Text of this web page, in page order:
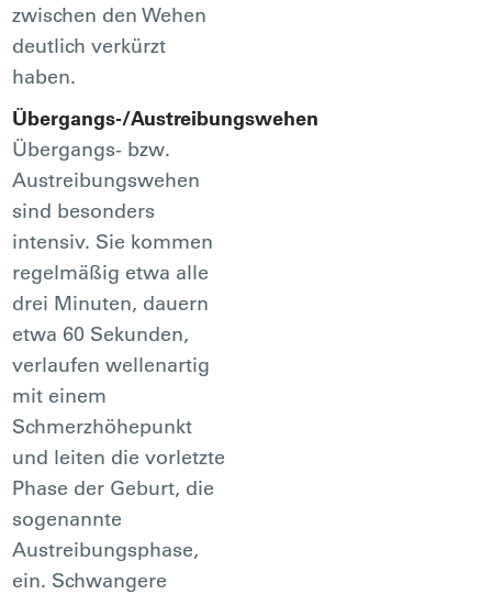
zwischen den Wehen
deutlich verkürzt
haben.
Übergangs-/Austreibungswehen
Übergangs- bzw.
Austreibungswehen
sind besonders
intensiv. Sie kommen
regelmäßig etwa alle
drei Minuten, dauern
etwa 60 Sekunden,
verlaufen wellenartig
mit einem
Schmerzhöhepunkt
und leiten die vorletzte
Phase der Geburt, die
sogenannte
Austreibungsphase,
ein. Schwangere